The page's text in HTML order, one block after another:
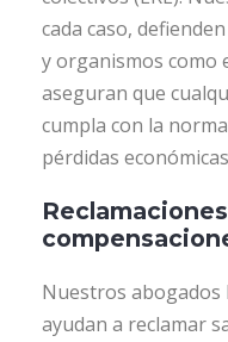
cada caso,
y organismos como
aseguran que
cumpla con la
pérdidas
Nuestros
ayudan a reclamar